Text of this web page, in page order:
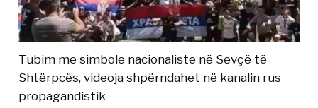
Tubim me simbole nacionaliste në Sevçë të
Shtërpcës, videoja shpërndahet në kanalin rus
propagandistik